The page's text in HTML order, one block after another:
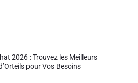
2026 : Trouvez les Meilleurs
pour Vos Besoins